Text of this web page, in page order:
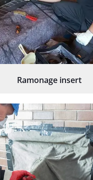
Ramonage insert